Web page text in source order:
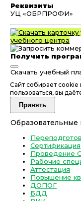
Реквизиты
УЦ «ОБРПРОФИ»
учебного центра
Получить
Скачать учебный
Сайт собирает
пользоваться, вы
Принять
Сертификация
Проведение
Рабочие
Аттестация
Повышение
ДОПОГ
БДД